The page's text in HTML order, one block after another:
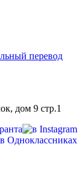
перевод
дом 9 стр.1